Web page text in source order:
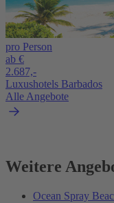
pro Person
ab €
2.687,-
Luxushotels Barbados
Alle Angebote
Weitere
Ocean Spray